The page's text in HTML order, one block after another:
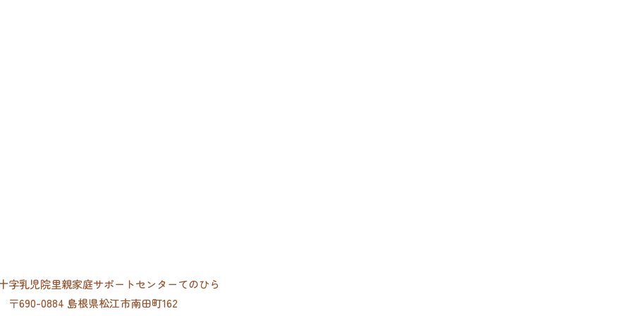
字乳児院里親家庭サポートセンターてのひら
〒690-0884 島根県松江市南田町162